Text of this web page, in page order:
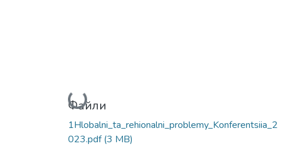
Вантажиться...
Файли
1Hlobalni_ta_rehionalni_problemy_Konferentsiia_2
023.pdf(3 MB)